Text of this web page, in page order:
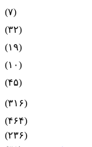
(۷)
(۳۲)
(۱۹)
(۱۰)
(۴۵)
(۳۱۶)
(۴۶۴)
(۲۳۶)